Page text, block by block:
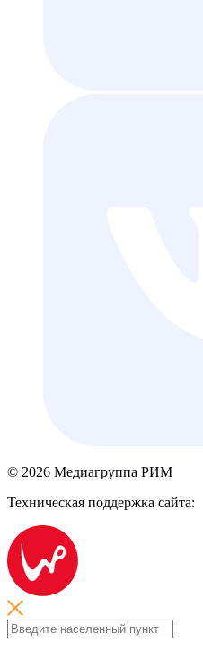
© 2026 Медиагруппа РИМ
Техническая поддержка сайта: